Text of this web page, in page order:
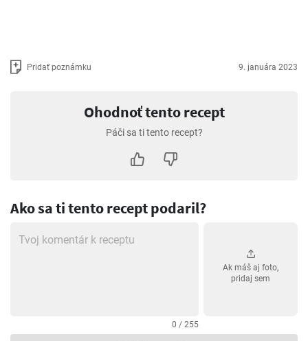
Pridať poznámku 9. januára 2023
Ohodnoť tento recept
Páči sa ti tento recept?
Ako sa ti tento recept podaril?
0 / 255
Ak máš aj foto,
pridaj sem